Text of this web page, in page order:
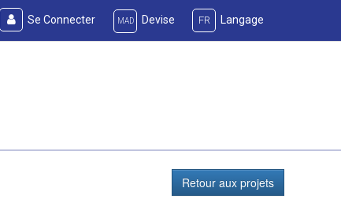
Se Connecter MAD Devise FR Langage
Retour aux projets